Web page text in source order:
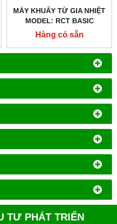
MÁY KHUẤY TỪ GIA NHIỆT
MODEL: RCT BASIC
IKAMAG® SAFETY
CONTROL
Hàng có sẵn
TƯ PHÁT TRIỂN